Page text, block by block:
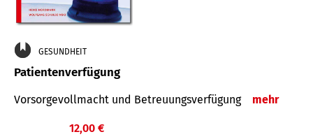
GESUNDHEIT
Patientenverfügung
Vorsorgevollmacht und Betreuungsverfügung mehr
12,00 €